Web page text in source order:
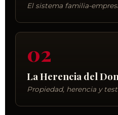
El sistema familia-
02
La Herencia del Don
Propiedad, herencia y